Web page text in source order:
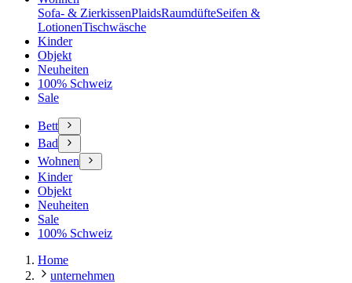
Sofa- & ZierkissenPlaidsRaumdüfteSeifen &
LotionenTischwäsche
Kinder
Objekt
Neuheiten
100% Schweiz
Sale
Bett
Bad
Wohnen
Kinder
Objekt
Neuheiten
Sale
100% Schweiz
Home
unternehmen